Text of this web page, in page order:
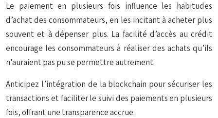
Le paiement en plusieurs fois influence les habitudes
d’achat des consommateurs, en les incitant à acheter plus
souvent et à dépenser plus. La facilité d’accès au crédit
encourage les consommateurs à réaliser des achats qu’ils
n’auraient pas pu se permettre autrement.
Anticipez l’intégration de la blockchain pour sécuriser les
transactions et faciliter le suivi des paiements en plusieurs
fois, offrant une transparence accrue.